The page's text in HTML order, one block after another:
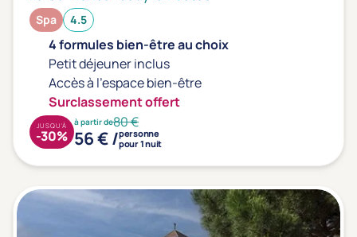
Spa 4.5
4 formules bien-être au choix
Petit déjeuner inclus
Accès à l'espace bien-être
Surclassement offert
à partir de80 €
56 € /personne
pour 1 nuit
JUSQU'À
-30%